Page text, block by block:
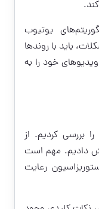
یوتیوب
باید با روندها
خود را به
بررسی کردیم. از
دادیم. مهم است
رعایت